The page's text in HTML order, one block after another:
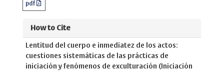
pdf
How to Cite
Lentitud del cuerpo e inmediatez de los actos:
cuestiones sistemáticas de las prácticas de
iniciación y fenómenos de exculturación (Iniciación